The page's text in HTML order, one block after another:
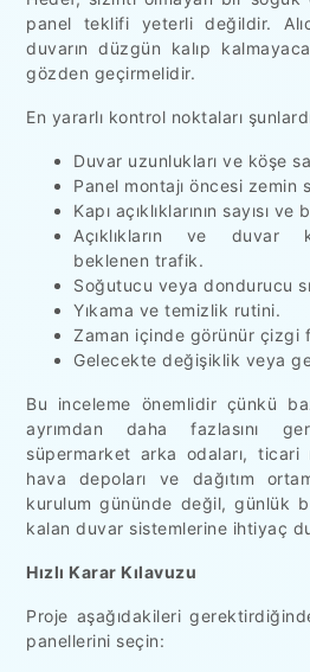
panel teklifi yeterli değildir.
duvarın düzgün kalıp
gözden geçirmelidir.
En yararlı kontrol noktaları
Duvar uzunlukları ve köşe
Panel montajı öncesi zemin
Kapı açıklıklarının sayısı ve
Açıklıkların ve duvar
beklenen trafik.
Soğutucu veya dondurucu
Yıkama ve temizlik rutini.
Zaman içinde görünür çizgi
Gelecekte değişiklik veya
Bu inceleme önemlidir çünkü
ayrımdan daha fazlasını
süpermarket arka odaları,
hava depoları ve dağıtım
kurulum gününde değil, günlük
kalan duvar sistemlerine ihtiyaç
Hızlı Karar Kılavuzu
Proje aşağıdakileri
panellerini seçin: